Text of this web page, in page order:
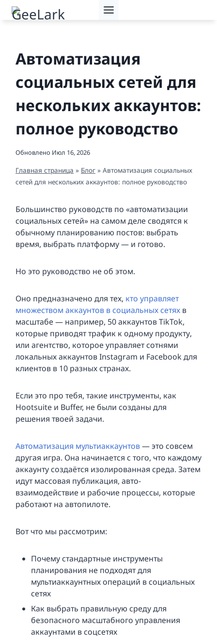
Перейти
Автоматизация
социальных сетей для
нескольких аккаунтов:
полное руководство
Обновлено Июл 16, 2026
Главная страница » Блог » Автоматизация социальных
сетей для нескольких аккаунтов: полное руководство
Большинство руководств по «автоматизации
социальных сетей» на самом деле сводятся к
обычному планированию постов: выбрать
время, выбрать платформу — и готово.
Но это руководство не об этом.
Оно предназначено для тех, кто управляет
множеством аккаунтов в социальных сетях в
масштабе — например, 50 аккаунтов TikTok,
которые приводят трафик к одному продукту,
или агентство, которое управляет сотнями
локальных аккаунтов Instagram и Facebook для
клиентов в 10 разных странах.
Если это про тебя, такие инструменты, как
Hootsuite и Buffer, не были созданы для
решения твоей задачи.
Автоматизация мультиаккаунтов— это совсем
другая игра. Она начинается с того, что каждому
аккаунту создаётся изолированная среда. Затем
идут массовая публикация, авто-
взаимодействие и рабочие процессы, которые
работают на автопилоте.
Вот что мы рассмотрим:
Почему стандартные инструменты
планирования не подходят для
мультиаккаунтных операций в социальных
сетях
Как выбрать правильную среду для
безопасного масштабного управления
аккаунтами в соцсетях